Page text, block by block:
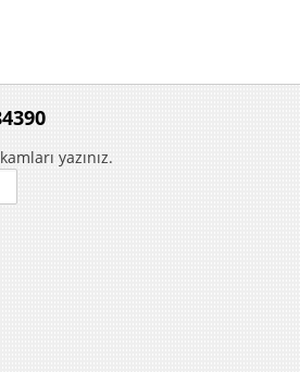
yazınız.